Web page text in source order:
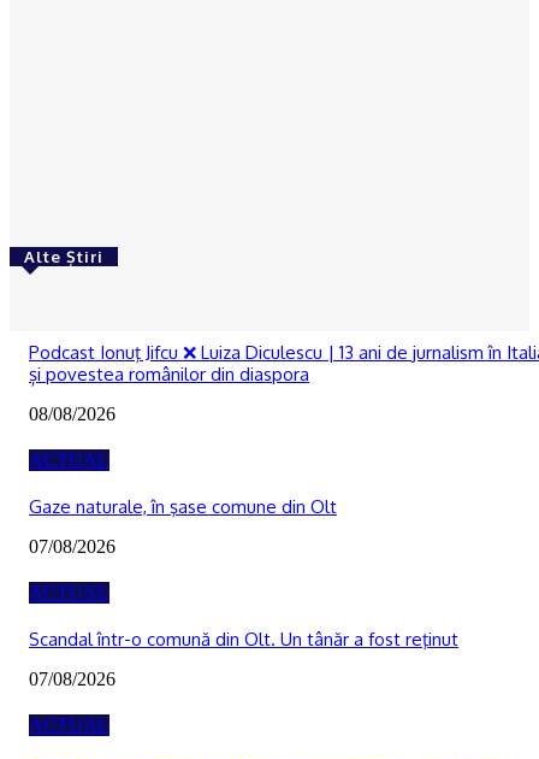
Alte Știri
Podcast Ionuţ Jifcu ❌ Luiza Diculescu | 13 ani de jurnalism în
și povestea românilor din diaspora
08/08/2026
ACTUAL
Gaze naturale, în şase comune din Olt
07/08/2026
ACTUAL
Scandal într-o comună din Olt. Un tânăr a fost reţinut
07/08/2026
ACTUAL